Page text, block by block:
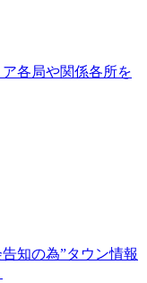
各局や関係各所を
知の為”タウン情報